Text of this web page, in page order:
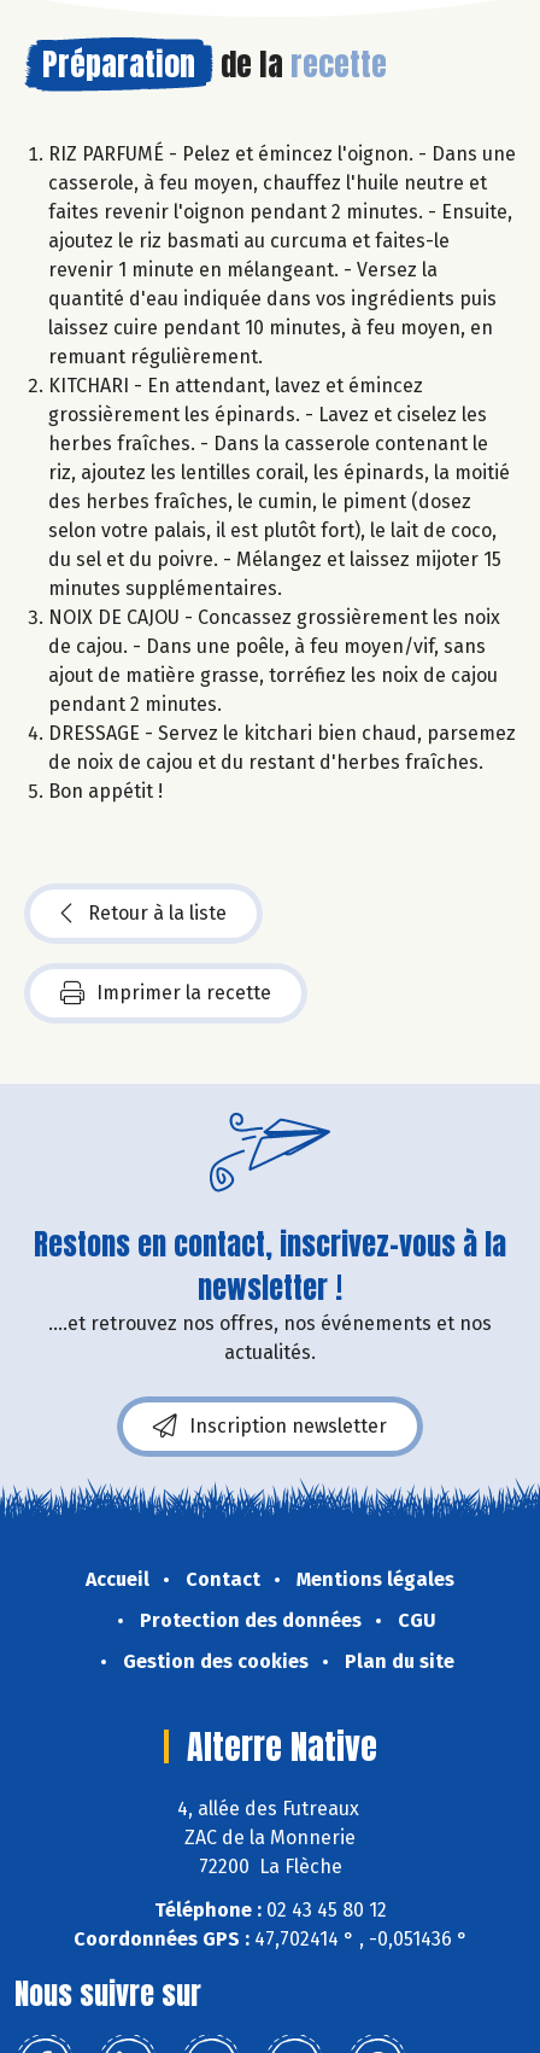
Préparation de la recette
RIZ PARFUMÉ - Pelez et émincez l'oignon. - Dans une
casserole, à feu moyen, chauffez l'huile neutre et
faites revenir l'oignon pendant 2 minutes. - Ensuite,
ajoutez le riz basmati au curcuma et faites-le
revenir 1 minute en mélangeant. - Versez la
quantité d'eau indiquée dans vos ingrédients puis
laissez cuire pendant 10 minutes, à feu moyen, en
remuant régulièrement.
KITCHARI - En attendant, lavez et émincez
grossièrement les épinards. - Lavez et ciselez les
herbes fraîches. - Dans la casserole contenant le
riz, ajoutez les lentilles corail, les épinards, la moitié
des herbes fraîches, le cumin, le piment (dosez
selon votre palais, il est plutôt fort), le lait de coco,
du sel et du poivre. - Mélangez et laissez mijoter 15
minutes supplémentaires.
NOIX DE CAJOU - Concassez grossièrement les noix
de cajou. - Dans une poêle, à feu moyen/vif, sans
ajout de matière grasse, torréfiez les noix de cajou
pendant 2 minutes.
DRESSAGE - Servez le kitchari bien chaud, parsemez
de noix de cajou et du restant d'herbes fraîches.
Bon appétit !
Retour à la liste
Imprimer la recette
Restons en contact, inscrivez-vous à la
newsletter !
....et retrouvez nos offres, nos événements et nos
actualités.
Inscription newsletter
Accueil Contact
Mentions légales
Protection des données
CGU
Gestion des cookies
Plan du site
Alterre Native
4, allée des Futreaux
ZAC de la Monnerie
72200 La Flèche
Téléphone :02 43 45 80 12
Coordonnées GPS :47,702414 ° , -0,051436 °
Nous suivre sur